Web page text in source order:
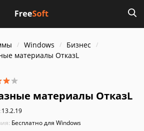
Windows
Бизнес
материалы ОтказL
материалы ОтказL
13.2.19
Бесплатно для Windows